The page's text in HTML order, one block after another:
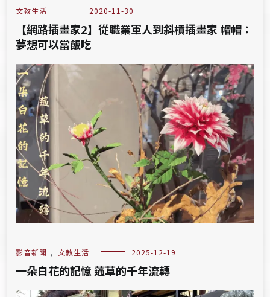
文教生活 2020-11-30
【網路插畫家2】從職業軍人到斜槓插畫家 帽帽：
夢想可以當飯吃
影音新聞 , 文教生活 2025-12-19
一朵白花的記憶 蓪草的千年流轉